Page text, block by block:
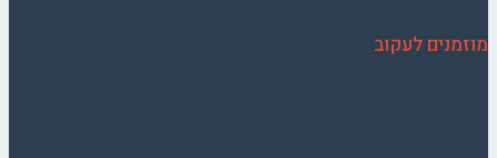
מוזמנים לעקוב